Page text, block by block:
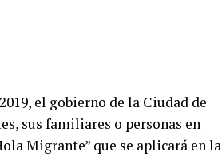
el gobierno de la Ciudad de
sus familiares o personas en
Migrante” que se aplicará en la